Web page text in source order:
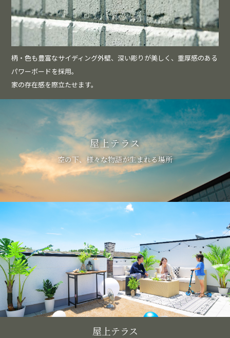
柄・色も豊富なサイディング外壁、深い彫りが美しく、重厚感のある
パワーボードを採用。
家の存在感を際立たせます。
屋上テラス
空の下、様々な物語が生まれる場所
屋上テラス